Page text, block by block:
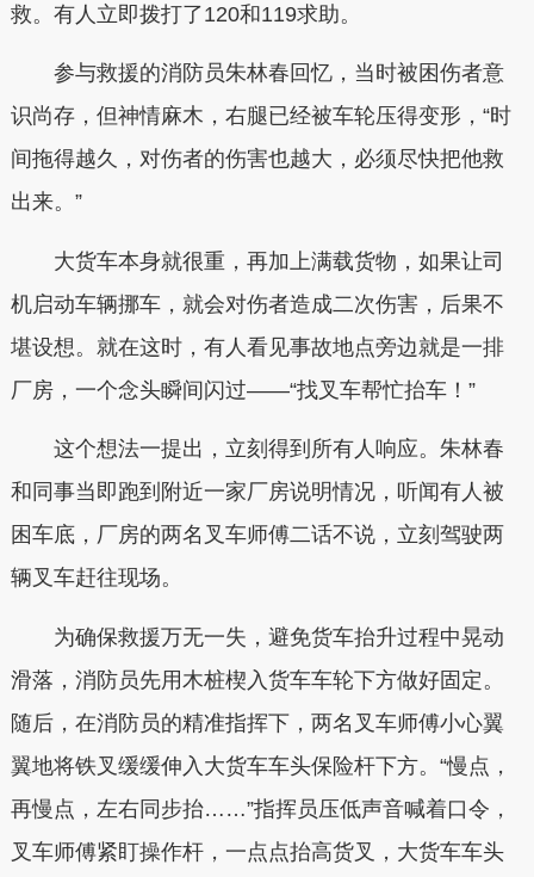
救。有人立即拨打了120和119求助。
参与救援的消防员朱林春回忆，当时被困伤者意
识尚存，但神情麻木，右腿已经被车轮压得变形，“时
间拖得越久，对伤者的伤害也越大，必须尽快把他救
出来。”
大货车本身就很重，再加上满载货物，如果让司
机启动车辆挪车，就会对伤者造成二次伤害，后果不
堪设想。就在这时，有人看见事故地点旁边就是一排
厂房，一个念头瞬间闪过——“找叉车帮忙抬车！”
这个想法一提出，立刻得到所有人响应。朱林春
和同事当即跑到附近一家厂房说明情况，听闻有人被
困车底，厂房的两名叉车师傅二话不说，立刻驾驶两
辆叉车赶往现场。
为确保救援万无一失，避免货车抬升过程中晃动
滑落，消防员先用木桩楔入货车车轮下方做好固定。
随后，在消防员的精准指挥下，两名叉车师傅小心翼
翼地将铁叉缓缓伸入大货车车头保险杆下方。“慢点，
再慢点，左右同步抬……”指挥员压低声音喊着口令，
叉车师傅紧盯操作杆，一点点抬高货叉，大货车车头